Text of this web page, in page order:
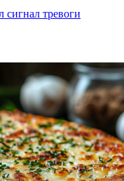
сигнал тревоги